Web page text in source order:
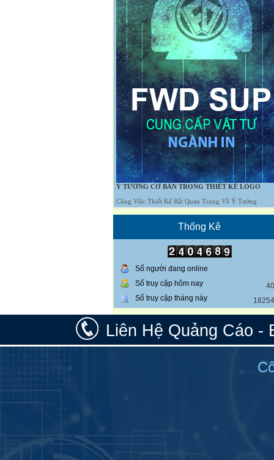
Ý TƯỞNG CƠ BẢN TRONG THIẾT KẾ LOGO
Công Việc Thiết Kế Rất Quan Trọng Về Ý Tưởng
Thống Kê
Số người đang online
Số truy cập hôm nay
Số truy cập tháng này
Liên Hệ Quảng Cáo -